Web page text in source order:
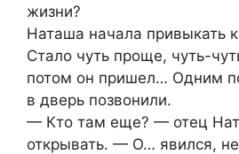
жизни?
Наташа начала привыкать
Стало чуть проще, чуть-
потом он пришел… Одним
в дверь позвонили.
— Кто там еще? — отец
открывать. — О… явился,